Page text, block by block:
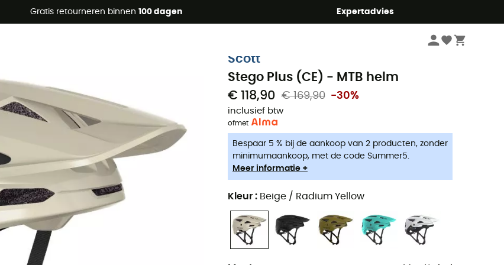
Gratis retourneren binnen 100 dagen Expertadvies
🔥 -5% EXTRA vanaf 2 producten* met code Summer5
Scott
Stego Plus (CE) - MTB helm
€ 118,90 € 169,90 -30%
inclusief btw
ofmet
Bespaar 5 % bij de aankoop van 2 producten, zonder
minimumaankoop, met de code Summer5.
Meer informatie +
Kleur : Beige / Radium Yellow